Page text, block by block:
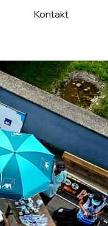
Kontakt